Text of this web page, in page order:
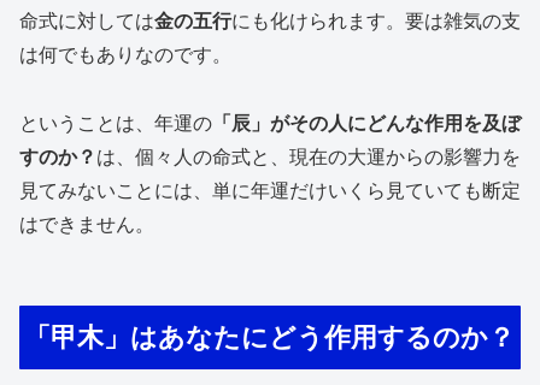
命式に対しては金の五行にも化けられます。要は雑気の支
は何でもありなのです。
ということは、年運の 「辰」がその人にどんな作用を及ぼ
すのか？ は、個々人の命式と、現在の大運からの影響力を
見てみないことには、単に年運だけいくら見ていても断定
はできません。
「甲木」はあなたにどう作用するのか？